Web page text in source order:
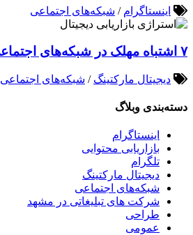
اینستاگرام / شبکه‌های اجتماعی
۷ اشتباه مهلک در شبکه‌های اجتماعی
دیجیتال مارکتینگ / شبکه‌های اجتماعی
دسته‌بندی وبلاگ
اینستاگرام
بازاریابی محتوایی
تلگرام
دیجیتال مارکتینگ
شبکه‌های اجتماعی
شرکت های تبلیغاتی در مشهد
طراحی
عمومی